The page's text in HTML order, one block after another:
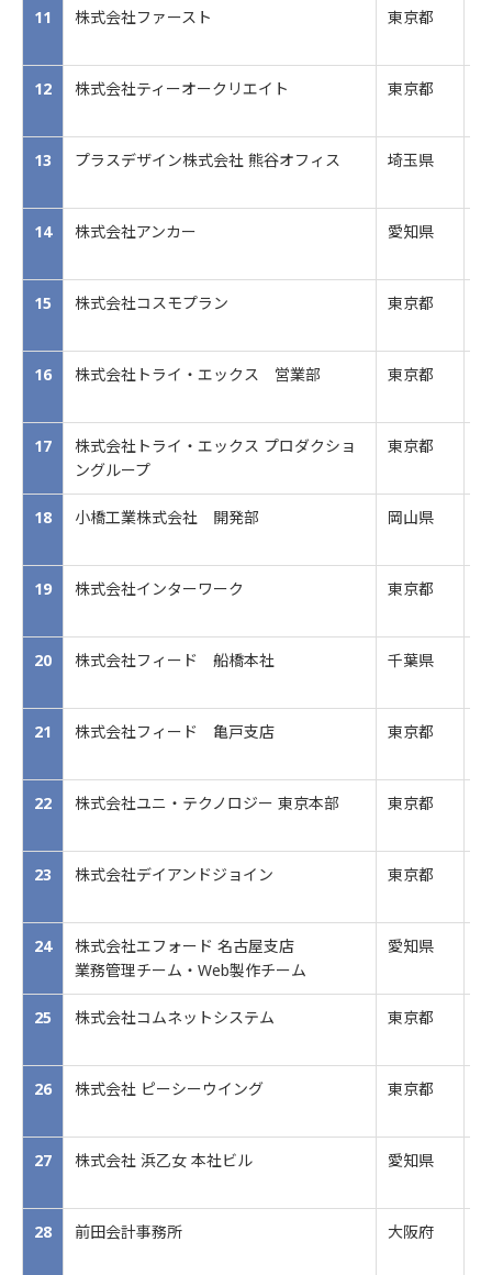
11 株式会社ファースト 東京都
12 株式会社ティーオークリエイト 東京都
13 プラスデザイン株式会社 熊谷オフィス 埼玉県
14 株式会社アンカー 愛知県
15 株式会社コスモプラン 東京都
16 株式会社トライ・エックス 営業部 東京都
17
株式会社トライ・エックス プロダクショ
ングループ
東京都
18 小橋工業株式会社 開発部 岡山県
19 株式会社インターワーク 東京都
20 株式会社フィード 船橋本社 千葉県
21 株式会社フィード 亀戸支店 東京都
22 株式会社ユニ・テクノロジー 東京本部 東京都
23 株式会社デイアンドジョイン 東京都
24
株式会社エフォード 名古屋支店
業務管理チーム・Web製作チーム
愛知県
25 株式会社コムネットシステム 東京都
26 株式会社 ピーシーウイング 東京都
27 株式会社 浜乙女 本社ビル 愛知県
28 前田会計事務所 大阪府